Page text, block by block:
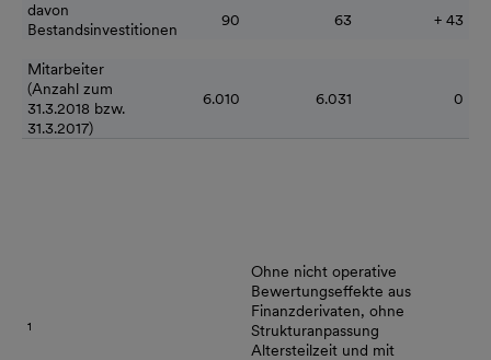
davon
Bestandsinvestitionen
90 63 + 43
Mitarbeiter
(Anzahl zum
31.3.2018 bzw.
31.3.2017)
6.010 6.031 0
1
Ohne nicht operative
Bewertungseffekte aus
Finanzderivaten, ohne
Strukturanpassung
Altersteilzeit und mit